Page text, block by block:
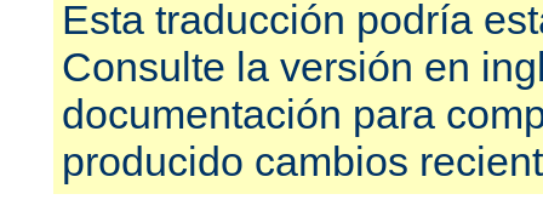
Esta traducción podría
Consulte la versión en
documentación para
producido cambios